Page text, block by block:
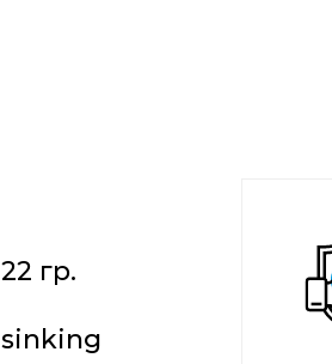
22 гр.
sinking